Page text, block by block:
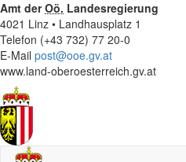
Amt derOö. Landesregierung
4021 Linz • Landhausplatz 1
Telefon (+43 732) 77 20-0
E-Mail post@ooe.gv.at
www.land-oberoesterreich.gv.at